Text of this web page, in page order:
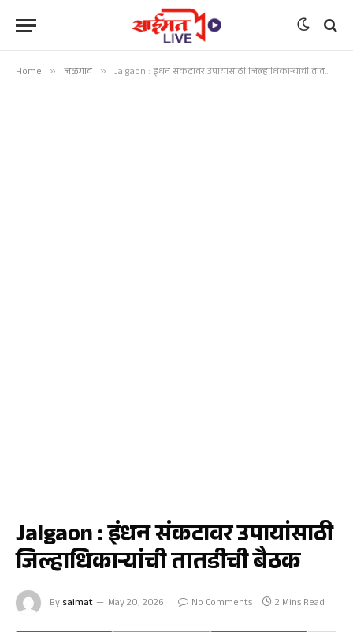
Home » जळगाव » Jalgaon : इंधन संकटावर उपायांसाठी जिल्हाधिकाऱ्यांची तातडीची बैठक
Jalgaon : इंधन संकटावर उपायांसाठी
जिल्हाधिकाऱ्यांची तातडीची बैठक
By saimat May 20, 2026 No Comments 2 Mins Read